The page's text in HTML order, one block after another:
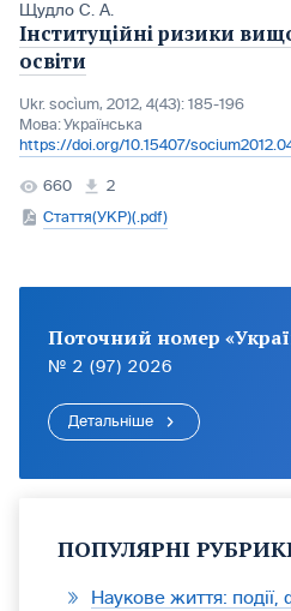
Щудло С. А.
Інституційні ризики
освіти
Ukr. socìum, 2012, 4(43): 185-196
Мова:Українська
https://doi.org/10.15407/
660
2
Стаття(УКР)(.pdf)
Поточний номер
№ 2 (97) 2026
Детальніше
ПОПУЛЯРНІ
Наукове життя: події,